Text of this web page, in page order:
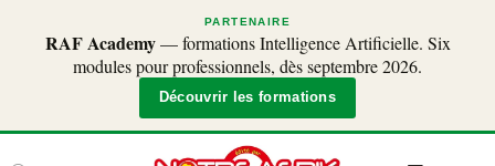
PARTENAIRE
RAF Academy— formations Intelligence Artificielle. Six
modules pour professionnels, dès septembre 2026.
Découvrir les formations